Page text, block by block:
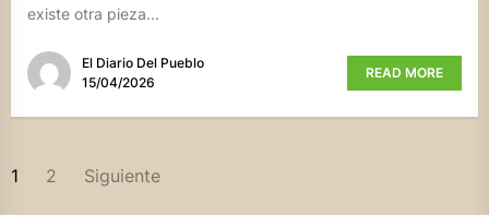
existe otra pieza...
El Diario Del Pueblo
15/04/2026
READ MORE
PAGINACIÓN
1 2 Siguiente